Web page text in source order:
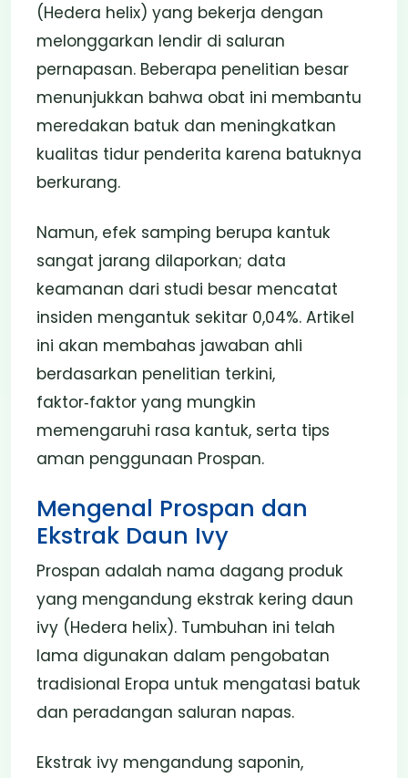
(Hedera helix) yang bekerja dengan
melonggarkan lendir di saluran
pernapasan. Beberapa penelitian besar
menunjukkan bahwa obat ini membantu
meredakan batuk dan meningkatkan
kualitas tidur penderita karena batuknya
berkurang.
Namun, efek samping berupa kantuk
sangat jarang dilaporkan; data
keamanan dari studi besar mencatat
insiden mengantuk sekitar 0,04%. Artikel
ini akan membahas jawaban ahli
berdasarkan penelitian terkini,
faktor‑faktor yang mungkin
memengaruhi rasa kantuk, serta tips
aman penggunaan Prospan.
Mengenal Prospan dan
Ekstrak Daun Ivy
Prospan adalah nama dagang produk
yang mengandung ekstrak kering daun
ivy (Hedera helix). Tumbuhan ini telah
lama digunakan dalam pengobatan
tradisional Eropa untuk mengatasi batuk
dan peradangan saluran napas.
Ekstrak ivy mengandung saponin,